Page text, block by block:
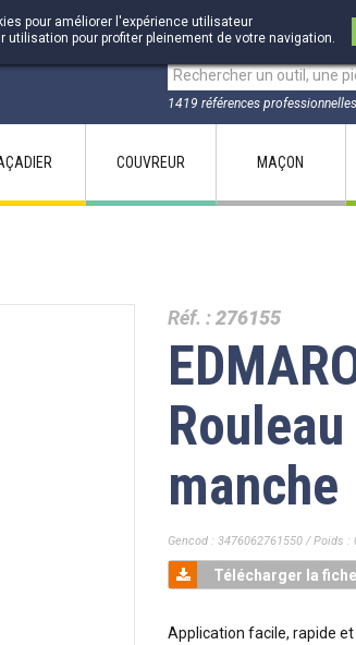
1419 références professionnelles
pour améliorer l'expérience utilisateur
pour profiter pleinement de votre navigation.
COUVREUR MAÇON
Réf. :276155
manche
Gencod : 3476062761550 / Poids :
Télécharger la
Application facile, rapide